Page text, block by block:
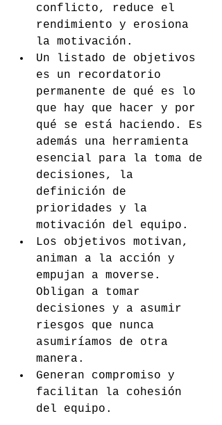
conflicto, reduce el
rendimiento y erosiona
la motivación.
Un listado de objetivos
es un recordatorio
permanente de qué es lo
que hay que hacer y por
qué se está haciendo. Es
además una herramienta
esencial para la toma de
decisiones, la
definición de
prioridades y la
motivación del equipo.
Los objetivos motivan,
animan a la acción y
empujan a moverse.
Obligan a tomar
decisiones y a asumir
riesgos que nunca
asumiríamos de otra
manera.
Generan compromiso y
facilitan la cohesión
del equipo.